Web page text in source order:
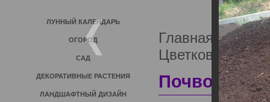
ЛУННЫЙ КАЛЕНДАРЬ
ОГОРОД
САД
ДЕКОРАТИВНЫЕ РАСТЕНИЯ
ЛАНДШАФТНЫЙ ДИЗАЙН
Главная →
Цветков →